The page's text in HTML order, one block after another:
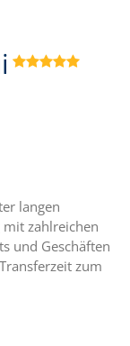

langen
mit zahlreichen
und Geschäften
zum